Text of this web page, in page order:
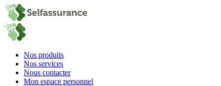
Nos produits
Nos services
Nous contacter
Mon espace personnel